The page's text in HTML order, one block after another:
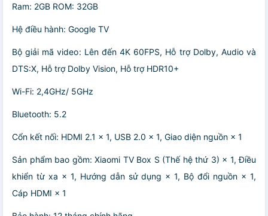
Ram: 2GB ROM: 32GB
Hệ điều hành: Google TV
Bộ giải mã video: Lên đến 4K 60FPS, Hỗ trợ Dolby, Audio và
DTS:X, Hỗ trợ Dolby Vision, Hỗ trợ HDR10+
Wi-Fi: 2,4GHz/ 5GHz
Bluetooth: 5.2
Cổn kết nối: HDMI 2.1 × 1, USB 2.0 × 1, Giao diện nguồn × 1
Sản phẩm bao gồm: Xiaomi TV Box S (Thế hệ thứ 3) × 1, Điều
khiển từ xa × 1, Hướng dẫn sử dụng × 1, Bộ đổi nguồn × 1,
Cáp HDMI × 1